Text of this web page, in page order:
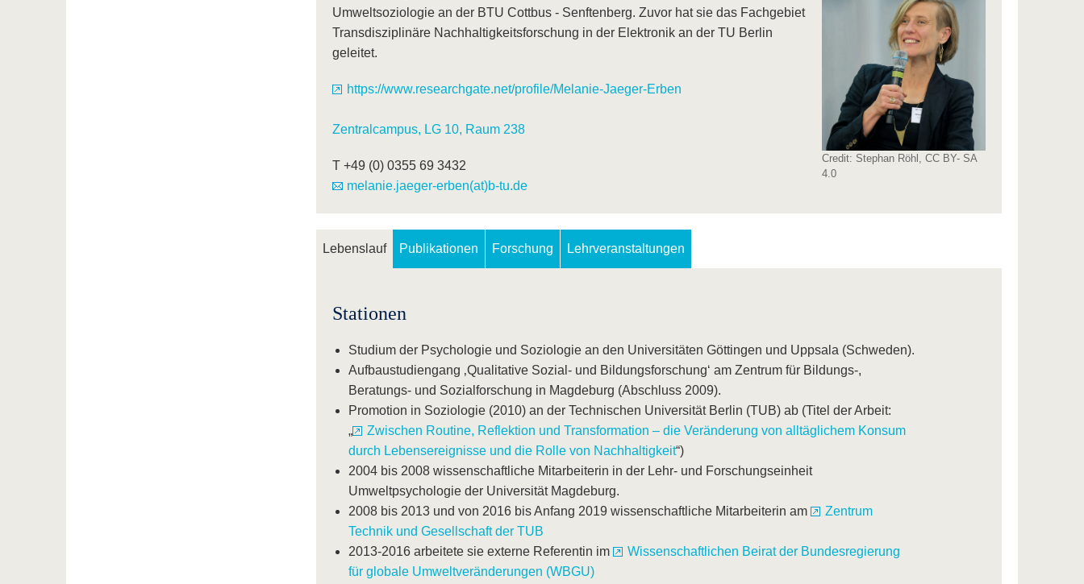
Credit: Stephan Röhl, CC BY- SA
4.0
Umweltsoziologie an der BTU Cottbus - Senftenberg. Zuvor hat sie das Fachgebiet
Transdisziplinäre Nachhaltigkeitsforschung in der Elektronik an der TU Berlin
geleitet.
https://www.researchgate.net/profile/Melanie-Jaeger-Erben
Zentralcampus, LG 10, Raum 238
T +49 (0) 0355 69 3432
melanie.jaeger-erben(at)b-tu.de
Lebenslauf Publikationen Forschung Lehrveranstaltungen
Stationen
Studium der Psychologie und Soziologie an den Universitäten Göttingen und Uppsala (Schweden).
Aufbaustudiengang ‚Qualitative Sozial- und Bildungsforschung‘ am Zentrum für Bildungs-,
Beratungs- und Sozialforschung in Magdeburg (Abschluss 2009).
Promotion in Soziologie (2010) an der Technischen Universität Berlin (TUB) ab (Titel der Arbeit:
„
Zwischen Routine, Reflektion und Transformation – die Veränderung von alltäglichem Konsum
durch Lebensereignisse und die Rolle von Nachhaltigkeit“)
2004 bis 2008 wissenschaftliche Mitarbeiterin in der Lehr- und Forschungseinheit
Umweltpsychologie der Universität Magdeburg.
2008 bis 2013 und von 2016 bis Anfang 2019 wissenschaftliche Mitarbeiterin am
Zentrum
Technik und Gesellschaft der TUB
2013-2016 arbeitete sie externe Referentin im
Wissenschaftlichen Beirat der Bundesregierung
für globale Umweltveränderungen (WBGU)